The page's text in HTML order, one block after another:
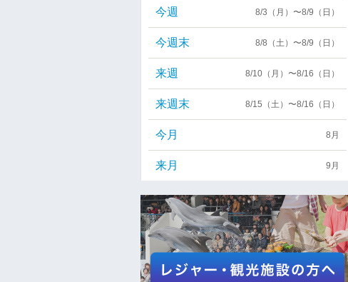
今週 8/3（月）〜8/9（日）
今週末 8/8（土）〜8/9（日）
来週 8/10（月）〜8/16（日）
来週末 8/15（土）〜8/16（日）
今月 8月
来月 9月